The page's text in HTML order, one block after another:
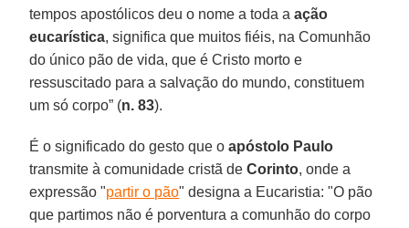
tempos apostólicos deu o nome a toda aação
eucarística, significa que muitos fiéis, na Comunhão
do único pão de vida, que é Cristo morto e
ressuscitado para a salvação do mundo, constituem
um só corpo” (n. 83).
É o significado do gesto que oapóstolo Paulo
transmite à comunidade cristã deCorinto, onde a
expressão "partir o pão" designa a Eucaristia: "O pão
que partimos não é porventura a comunhão do corpo